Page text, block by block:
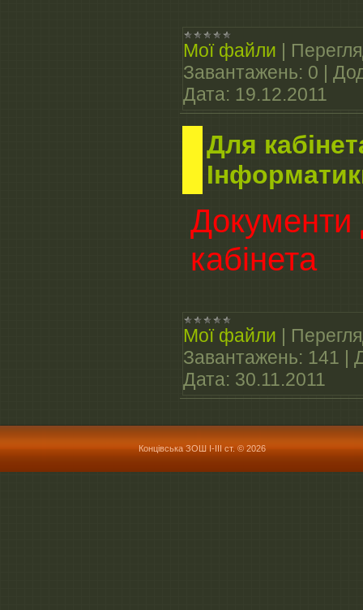
Мої файли |
Завантажень: 0 |
Дата: 19.12.2011
Для
Документи
кабінета
Мої файли |
Завантажень: 141 |
Дата: 30.11.2011
Концівська ЗОШ І-ІІІ ст. © 2026